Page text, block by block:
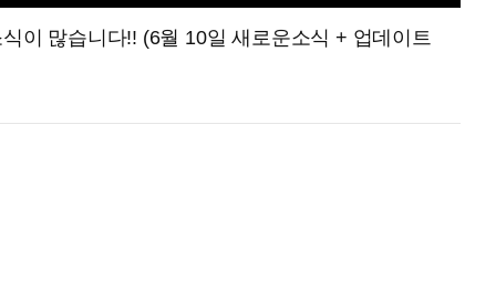
이 많습니다!! (6월 10일 새로운소식 + 업데이트